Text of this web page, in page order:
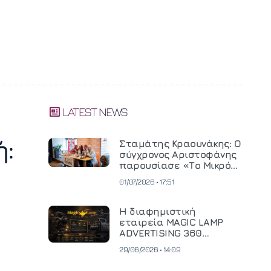
LATEST NEWS
Σταμάτης Κραουνάκης: Ο
σύγχρονος Αριστοφάνης
παρουσίασε «Το Μικρό
01/07/2026 • 17:51
Η διαφημιστική
εταιρεία MAGIC LAMP
ADVERTISING 360
κινηματογραφική
29/06/2026 • 14:09